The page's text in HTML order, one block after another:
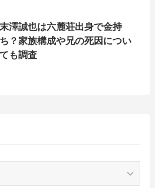
末澤誠也は六麓荘出身で金持
ち？家族構成や兄の死因につい
ても調査